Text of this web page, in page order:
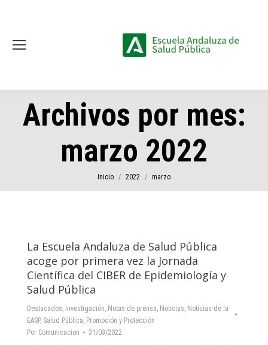
Archivos por mes:
marzo 2022
Estás aquí:
Inicio 2022 marzo
La Escuela Andaluza de Salud Pública
acoge por primera vez la Jornada
Científica del CIBER de Epidemiología y
Salud Pública
Destacados, Investigación, Notas de prensa, Noticias, Noticias de la
EASP, Salud Pública, Promoción y Protección
Por Comunicacion 31/03/2022